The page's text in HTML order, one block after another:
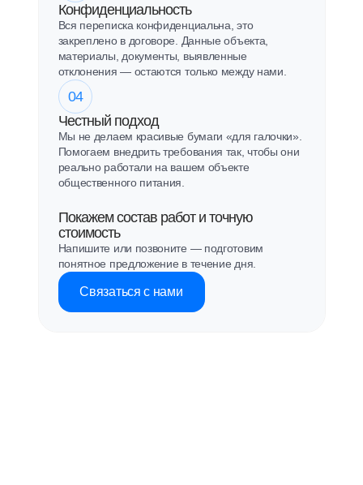
Конфиденциальность
Вся переписка конфиденциальна, это
закреплено в договоре. Данные объекта,
материалы, документы, выявленные
отклонения — остаются только между нами.
04
Честный подход
Мы не делаем красивые бумаги «для галочки».
Помогаем внедрить требования так, чтобы они
реально работали на вашем объекте
общественного питания.
Покажем состав работ и точную
стоимость
Напишите или позвоните — подготовим
понятное предложение в течение дня.
Связаться с нами